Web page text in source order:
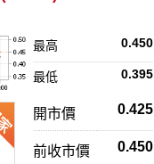
0.450
最高
0.395
最低
開市價 0.425
前收市價 0.450